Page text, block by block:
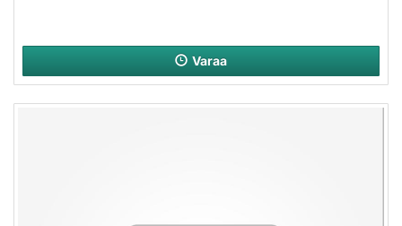
Varaa